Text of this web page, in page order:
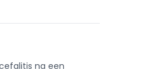
na een